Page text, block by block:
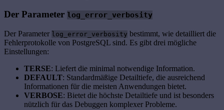
Der Parameter log_error_verbosity
Der Parameter log_error_verbosity bestimmt, wie detailliert die
Fehlerprotokolle von PostgreSQL sind. Es gibt drei mögliche
Einstellungen:
TERSE: Liefert die minimal notwendige Information.
DEFAULT: Standardmäßige Detailtiefe, die ausreichend
Informationen für die meisten Anwendungen bietet.
VERBOSE: Bietet die höchste Detailtiefe und ist besonders
nützlich für das Debuggen komplexer Probleme.